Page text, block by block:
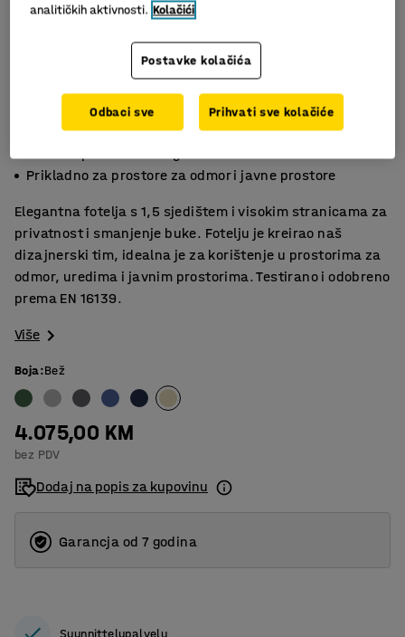
Smanjuje buku za mirno okruženje
Prikladno za prostore za odmor i javne prostore
Elegantna fotelja s 1,5 sjedištem i visokim stranicama za
privatnost i smanjenje buke. Fotelju je kreirao naš
dizajnerski tim, idealna je za korištenje u prostorima za
odmor, uredima i javnim prostorima. Testirano i odobreno
prema EN 16139.
Više
Boja:Bež
4.075,00 KM
bez PDV
Dodaj na popis za kupovinu
Garancja od 7 godina
Suunnittelupalvelu
analitičkih aktivnosti. Kolačići
Postavke kolačića
Odbaci sve Prihvati sve kolačiće